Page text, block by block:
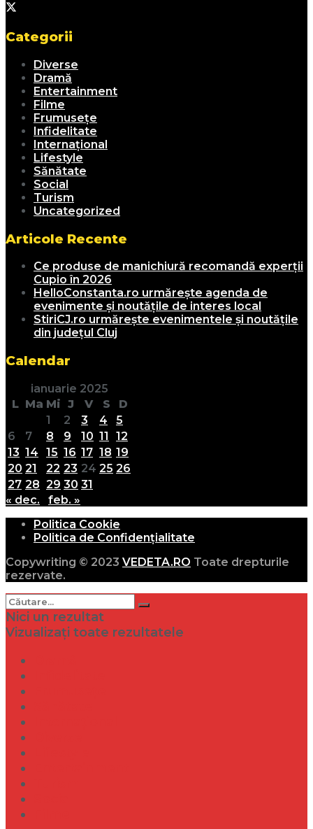
Categorii
Diverse
Dramă
Entertainment
Filme
Frumusețe
Infidelitate
Internațional
Lifestyle
Sănătate
Social
Turism
Uncategorized
Articole Recente
Ce produse de manichiură recomandă experții
Cupio în 2026
HelloConstanta.ro urmărește agenda de
evenimente și noutățile de interes local
StiriCJ.ro urmărește evenimentele și noutățile
din județul Cluj
Calendar
ianuarie 2025
L Ma Mi J V S
D
1
2 3 4
5
6
7 8 9 10 11
12
13 14 15 16 17 18 19
20 21 22 23 24 25 26
27 28 29 30 31
« dec.
feb. »
Politica Cookie
Politica de Confidențialitate
Copywriting © 2023 VEDETA.RO Toate drepturile
rezervate.
Nici un rezultat
Vizualizați toate rezultatele